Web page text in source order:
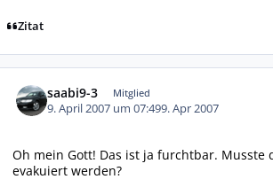
Zitat
saabi9-3 Mitglied
9. April 2007 um 07:499. Apr 2007
Oh mein Gott! Das ist ja furchtbar. Musste
evakuiert werden?